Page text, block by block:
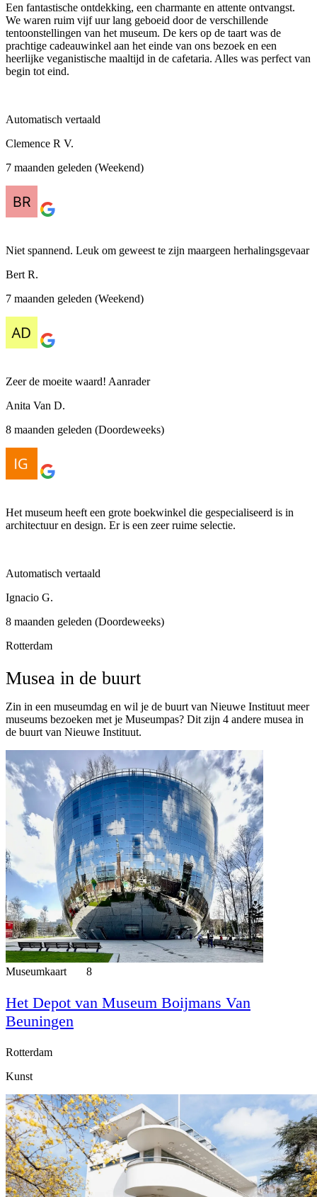
Een fantastische ontdekking, een charmante en attente ontvangst.
We waren ruim vijf uur lang geboeid door de verschillende
tentoonstellingen van het museum. De kers op de taart was de
prachtige cadeauwinkel aan het einde van ons bezoek en een
heerlijke veganistische maaltijd in de cafetaria. Alles was perfect van
begin tot eind.
Automatisch vertaald
Clemence R V.
7 maanden geleden (Weekend)
Niet spannend. Leuk om geweest te zijn maargeen herhalingsgevaar
Bert R.
7 maanden geleden (Weekend)
Zeer de moeite waard! Aanrader
Anita Van D.
8 maanden geleden (Doordeweeks)
Het museum heeft een grote boekwinkel die gespecialiseerd is in
architectuur en design. Er is een zeer ruime selectie.
Automatisch vertaald
Ignacio G.
8 maanden geleden (Doordeweeks)
Rotterdam
Musea in de buurt
Zin in een museumdag en wil je de buurt van Nieuwe Instituut meer
museums bezoeken met je Museumpas? Dit zijn 4 andere musea in
de buurt van Nieuwe Instituut.
Museumkaart 8
Het Depot van Museum Boijmans Van
Beuningen
Rotterdam
Kunst